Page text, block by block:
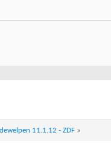
11.1.12 - ZDF »